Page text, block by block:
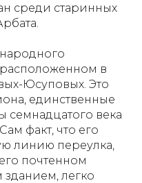
среди старинных
расположенном в
Юсуповых. Это
единственные
семнадцатого века
факт, что его
линию переулка,
почтенном
зданием, легко